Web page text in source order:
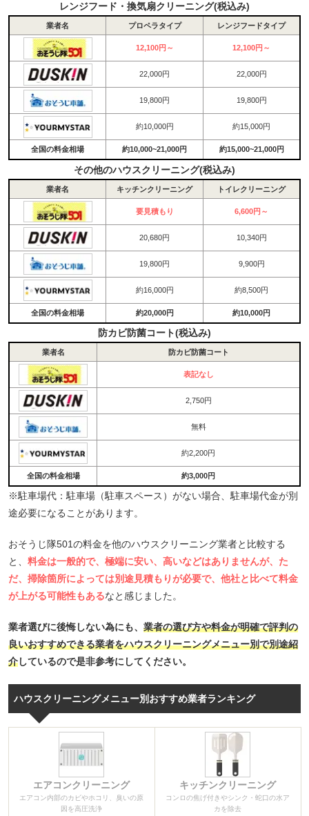
レンジフード・換気扇クリーニング(税込み)
業者名 プロペラタイプ レンジフードタイプ
12,100円～ 12,100円～
22,000円 22,000円
19,800円 19,800円
約10,000円 約15,000円
全国の料金相場 約10,000~21,000円 約15,000~21,000円
その他のハウスクリーニング(税込み)
業者名 キッチンクリーニング トイレクリーニング
要見積もり 6,600円～
20,680円 10,340円
19,800円 9,900円
約16,000円 約8,500円
全国の料金相場 約20,000円 約10,000円
防カビ防菌コート(税込み)
業者名 防カビ防菌コート
表記なし
2,750円
無料
約2,200円
全国の料金相場 約3,000円
※駐車場代：駐車場（駐車スペース）がない場合、駐車場代金が別
途必要になることがあります。
おそうじ隊501の料金を他のハウスクリーニング業者と比較する
と、 料金は一般的で、極端に安い、高いなどはありませんが、た
だ、掃除箇所によっては別途見積もりが必要で、他社と比べて料金
が上がる可能性もあるなと感じました。
業者選びに後悔しない為にも、 業者の選び方や料金が明確で評判の
良いおすすめできる業者をハウスクリーニングメニュー別で別途紹
介しているので是非参考にしてください。
ハウスクリーニングメニュー別おすすめ業者ランキング
エアコンクリーニング
エアコン内部のカビやホコリ、臭いの原
因を高圧洗浄
キッチンクリーニング
コンロの焦げ付きやシンク・蛇口の水ア
カを除去